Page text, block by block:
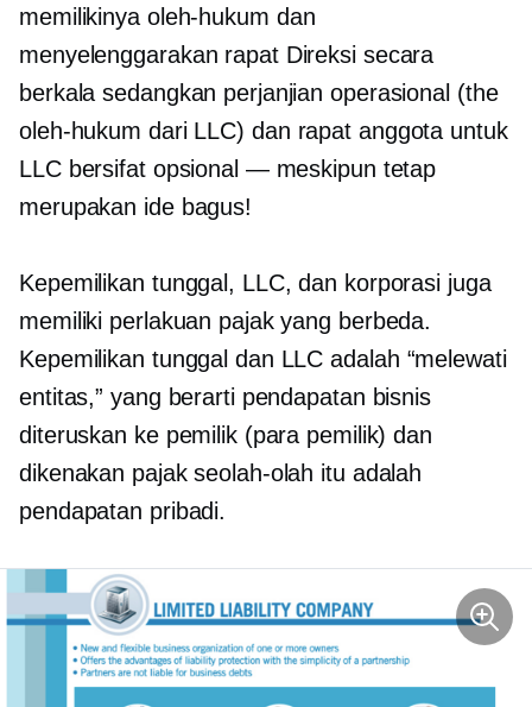
memilikinya oleh-hukum dan
menyelenggarakan rapat Direksi secara
berkala sedangkan perjanjian operasional (the
oleh-hukum dari LLC) dan rapat anggota untuk
LLC bersifat opsional — meskipun tetap
merupakan ide bagus!
Kepemilikan tunggal, LLC, dan korporasi juga
memiliki perlakuan pajak yang berbeda.
Kepemilikan tunggal dan LLC adalah “melewati
entitas,” yang berarti pendapatan bisnis
diteruskan ke pemilik (para pemilik) dan
dikenakan pajak seolah-olah itu adalah
pendapatan pribadi.